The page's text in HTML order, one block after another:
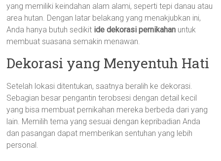
yang memiliki keindahan alam alami, seperti tepi danau atau
area hutan. Dengan latar belakang yang menakjubkan ini,
Anda hanya butuh sedikit ide dekorasi pernikahan untuk
membuat suasana semakin menawan.
Dekorasi yang Menyentuh Hati
Setelah lokasi ditentukan, saatnya beralih ke dekorasi.
Sebagian besar pengantin terobsesi dengan detail kecil
yang bisa membuat pernikahan mereka berbeda dari yang
lain. Memilih tema yang sesuai dengan kepribadian Anda
dan pasangan dapat memberikan sentuhan yang lebih
personal.